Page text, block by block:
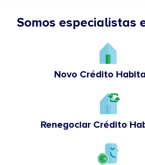
Somos especialistas
Novo Crédito
Renegociar Crédito